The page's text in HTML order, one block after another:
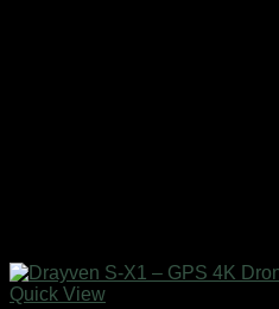
Quick View